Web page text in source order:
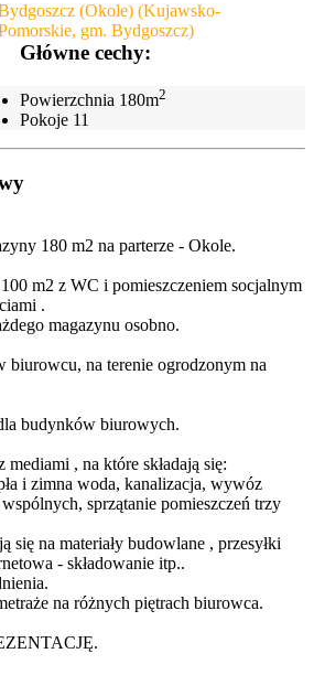
(Okole) (Kujawsko-
gm. Bydgoszcz)
Główne cechy:
Powierzchnia 180m2
Pokoje 11
180 m2 na parterze - Okole.
m2 z WC i pomieszczeniem socjalnym
.
magazynu osobno.
biurowcu, na terenie ogrodzonym na
budynków biurowych.
mediami , na które składają się:
i zimna woda, kanalizacja, wywóz
sprzątanie pomieszczeń trzy
się na materiały budowlane , przesyłki
- składowanie itp..
na różnych piętrach biurowca.